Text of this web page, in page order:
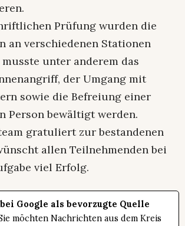
Prüfung wurden die
an verschiedenen Stationen
unter anderem das
der Umgang mit
sowie die Befreiung einer
Person bewältigt werden.
gratuliert zur bestandenen
allen Teilnehmenden bei
viel Erfolg.
bei Google als bevorzugte Quelle
möchten Nachrichten aus dem Kreis